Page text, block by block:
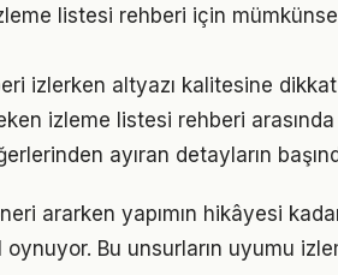
listesi rehberi için
izlerken altyazı kalitesine
izleme listesi rehberi arasında
ayıran detayların
ararken yapımın hikâyesi
Bu unsurların uyumu